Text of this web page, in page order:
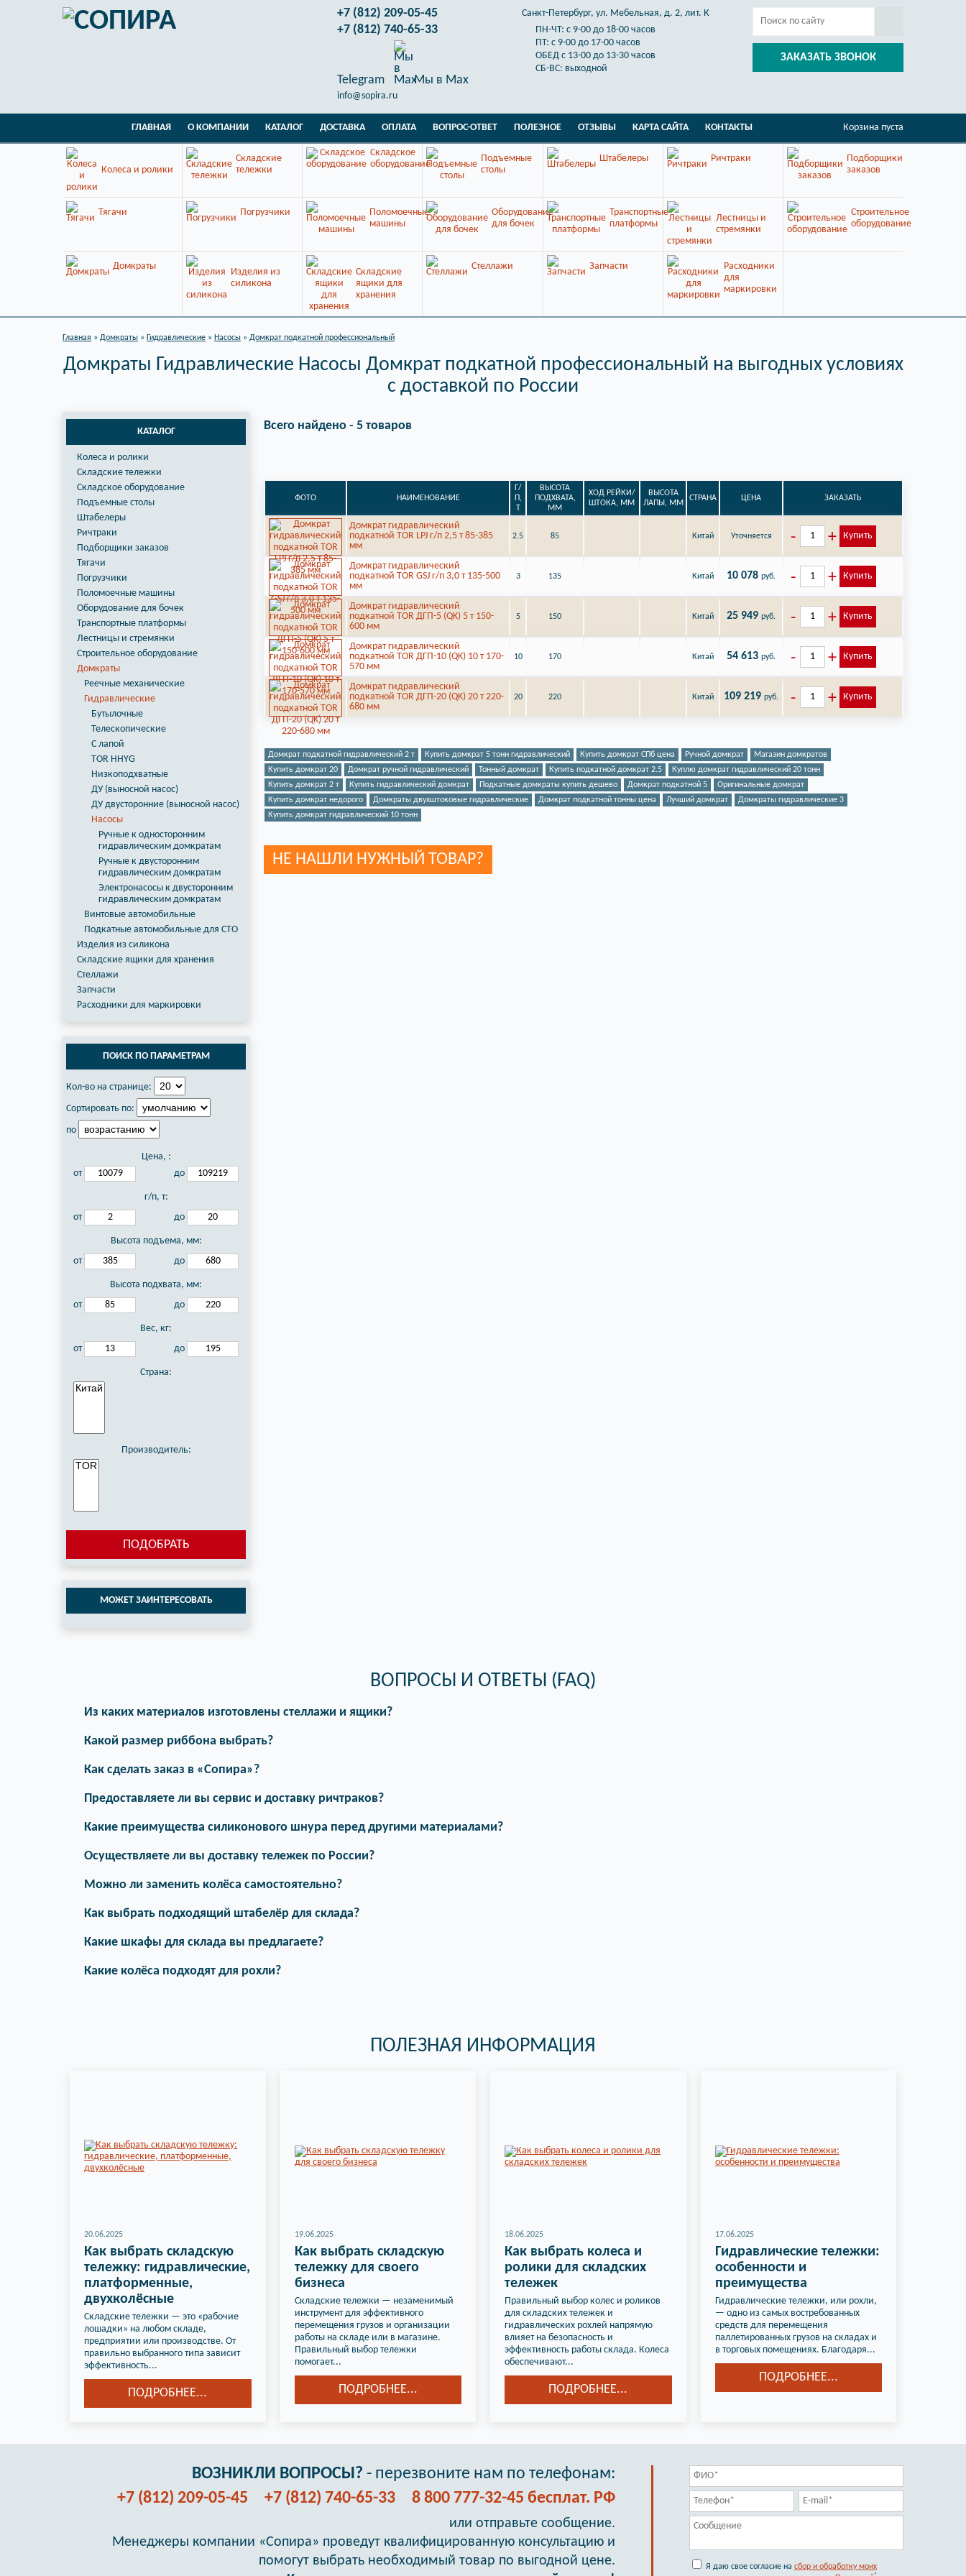
ЗАКАЗАТЬ ЗВОНОК
Санкт-Петербург, ул. Мебельная, д. 2, лит. К
ПН-ЧТ: с 9-00 до 18-00 часов
ПТ: с 9-00 до 17-00 часов
ОБЕД с 13-00 до 13-30 часов
СБ-ВС: выходной
+7 (812) 209-05-45
+7 (812) 740-65-33
Telegram Мы в Max
info@sopira.ru
ГЛАВНАЯ О КОМПАНИИ КАТАЛОГ ДОСТАВКА ОПЛАТА ВОПРОС-ОТВЕТ ПОЛЕЗНОЕ ОТЗЫВЫ КАРТА САЙТА КОНТАКТЫ Корзина пуста
Колеса и ролики
Складские
тележки
Складское
оборудование
Подъемные
столы
Штабелеры Ричтраки
Подборщики
заказов
Тягачи Погрузчики
Поломоечные
машины
Оборудование
для бочек
Транспортные
платформы
Лестницы и
стремянки
Строительное
оборудование
Домкраты
Изделия из
силикона
Складские
ящики для
хранения
Стеллажи Запчасти
Расходники
для
маркировки
Главная » Домкраты » Гидравлические » Насосы » Домкрат подкатной профессиональный
Домкраты Гидравлические Насосы Домкрат подкатной профессиональный на выгодных условиях
с доставкой по России
КАТАЛОГ
Колеса и ролики
Складские тележки
Складское оборудование
Подъемные столы
Штабелеры
Ричтраки
Подборщики заказов
Тягачи
Погрузчики
Поломоечные машины
Оборудование для бочек
Транспортные платформы
Лестницы и стремянки
Строительное оборудование
Домкраты
Реечные механические
Гидравлические
Бутылочные
Телескопические
С лапой
TOR HHYG
Низкоподхватные
ДУ (выносной насос)
ДУ двусторонние (выносной насос)
Насосы
Ручные к односторонним
гидравлическим домкратам
Ручные к двусторонним
гидравлическим домкратам
Электронасосы к двусторонним
гидравлическим домкратам
Винтовые автомобильные
Подкатные автомобильные для СТО
Изделия из силикона
Складские ящики для хранения
Стеллажи
Запчасти
Расходники для маркировки
ПОИСК ПО ПАРАМЕТРАМ
Кол-во на странице:
Сортировать по:
по
Цена, :
от
до
г/п, т:
от
до
Высота подъема, мм:
от
до
Высота подхвата, мм:
от
до
Вес, кг:
от
до
Страна:
Производитель:
ПОДОБРАТЬ
МОЖЕТ ЗАИНТЕРЕСОВАТЬ
Всего найдено - 5 товаров
ФОТО НАИМЕНОВАНИЕ
Г/
П,
Т
ВЫСОТА
ПОДХВАТА,
ММ
ХОД РЕЙКИ/
ШТОКА, ММ
ВЫСОТА
ЛАПЫ, ММ
СТРАНА ЦЕНА ЗАКАЗАТЬ
Домкрат гидравлический
подкатной TOR LPJ г/п 2,5 т 85-385
мм
2.5 85 Китай Уточняется Купить
Домкрат гидравлический
подкатной TOR GSJ г/п 3,0 т 135-500
мм
3 135 Китай 10 078 руб. Купить
Домкрат гидравлический
подкатной TOR ДГП-5 (QK) 5 т 150-
600 мм
5 150 Китай 25 949 руб. Купить
Домкрат гидравлический
подкатной TOR ДГП-10 (QK) 10 т 170-
570 мм
10 170 Китай 54 613 руб. Купить
Домкрат гидравлический
подкатной TOR ДГП-20 (QK) 20 т 220-
680 мм
20 220 Китай 109 219 руб. Купить
Домкрат подкатной гидравлический 2 т Купить домкрат 5 тонн гидравлический Купить домкрат СПб цена Ручной домкрат
Магазин домкратов
Купить домкрат 20
Домкрат ручной гидравлический Тонный домкрат Купить подкатной домкрат 2.5
Куплю домкрат гидравлический 20 тонн
Купить домкрат 2 т
Купить гидравлический домкрат Подкатные домкраты купить дешево Домкрат подкатной 5
Оригинальные домкрат
Купить домкрат недорого
Домкраты двухштоковые гидравлические Домкрат подкатной тонны цена Лучший домкрат
Домкраты гидравлические 3
Купить домкрат гидравлический 10 тонн
НЕ НАШЛИ НУЖНЫЙ ТОВАР?
ВОПРОСЫ И ОТВЕТЫ (FAQ)
Из каких материалов изготовлены стеллажи и ящики?
Какой размер риббона выбрать?
Как сделать заказ в «Сопира»?
Предоставляете ли вы сервис и доставку ричтраков?
Какие преимущества силиконового шнура перед другими материалами?
Осуществляете ли вы доставку тележек по России?
Можно ли заменить колёса самостоятельно?
Как выбрать подходящий штабелёр для склада?
Какие шкафы для склада вы предлагаете?
Какие колёса подходят для рохли?
ПОЛЕЗНАЯ ИНФОРМАЦИЯ
20.06.2025
Как выбрать складскую
тележку: гидравлические,
платформенные,
двухколёсные
Складские тележки — это «рабочие
лошадки» на любом складе,
предприятии или производстве. От
правильно выбранного типа зависит
эффективность...
ПОДРОБНЕЕ...
19.06.2025
Как выбрать складскую
тележку для своего
бизнеса
Складские тележки — незаменимый
инструмент для эффективного
перемещения грузов и организации
работы на складе или в магазине.
Правильный выбор тележки
помогает...
ПОДРОБНЕЕ...
18.06.2025
Как выбрать колеса и
ролики для складских
тележек
Правильный выбор колес и роликов
для складских тележек и
гидравлических рохлей напрямую
влияет на безопасность и
эффективность работы склада. Колеса
обеспечивают...
ПОДРОБНЕЕ...
17.06.2025
Гидравлические тележки:
особенности и
преимущества
Гидравлические тележки, или рохли,
— одно из самых востребованных
средств для перемещения
паллетированных грузов на складах и
в торговых помещениях. Благодаря...
ПОДРОБНЕЕ...
ВОЗНИКЛИ ВОПРОСЫ? - перезвоните нам по телефонам:
+7 (812) 209-05-45
+7 (812) 740-65-33 8 800 777-32-45 бесплат. РФ
или отправьте сообщение.
Менеджеры компании «Сопира» проведут квалифицированную консультацию и
помогут выбрать необходимый товар по выгодной цене.
Я даю свое согласие на сбор и обработку моих